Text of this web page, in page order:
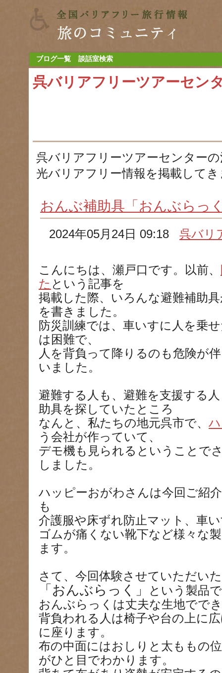
ブログ一覧 談話室検索
呉バリアフリーツアーセン
呉バリアフリーツアーセンター
光バリアフリー情報を掲載して
おんぶ補助具「おんぶらっ
2024年05月24日 09:18呉バリ
こんにちは、瀬戸口です。以前、
た という記事を
掲載した際、いろんな避難補助
を書きました。
防災訓練では、車いすに人を乗
は困難で、
人を背負って降りるのも危険が
いました。
避難する人も、避難を支援する
助具を探していたところ
なんと、私たちの地元呉市で、
う会社が作っていて、
デモ機も見られるということで
しました。
ハッピーおがわさんは今回ご紹
も
介護服や床ずれ防止マット、車
ゴムが痛くない靴下など様々な
ます。
さて、今回体験させていただい
「おんぶらっく」
という製品
おんぶらっくは丈夫な生地でで
背負われる人は椅子や台の上に
に座ります。
布の中面にはおしりと太ももの
がひと目でわかります。